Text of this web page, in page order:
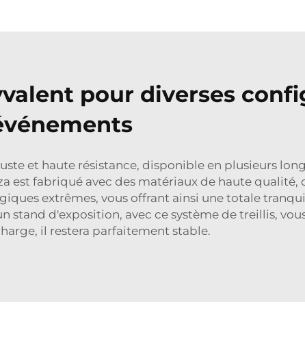
pour diverses
et haute résistance, disponible en plusieurs
est fabriqué avec des matériaux de haute
extrêmes, vous offrant ainsi une totale
stand d'exposition, avec ce système de treillis,
il restera parfaitement stable.